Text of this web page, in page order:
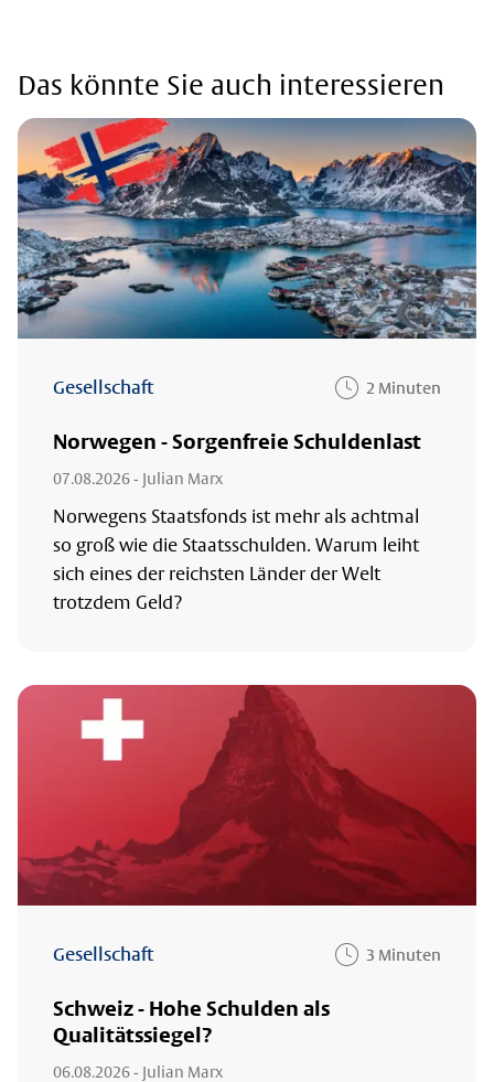
Das könnte Sie auch interessieren
Gesellschaft 2 Minuten
Norwegen - Sorgenfreie Schuldenlast
07.08.2026- Julian Marx
Norwegens Staatsfonds ist mehr als achtmal
so groß wie die Staatsschulden. Warum leiht
sich eines der reichsten Länder der Welt
trotzdem Geld?
Gesellschaft 3 Minuten
Schweiz - Hohe Schulden als
Qualitätssiegel?
06.08.2026- Julian Marx